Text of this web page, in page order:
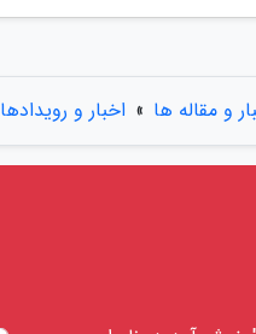
و مقاله ها » اخبار و رویدادها